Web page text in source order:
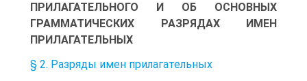
ПРИЛАГАТЕЛЬНОГО И ОБ ОСНОВНЫХ
ГРАММАТИЧЕСКИХ РАЗРЯДАХ ИМЕН
ПРИЛАГАТЕЛЬНЫХ
§ 2. Разряды имен прилагательных